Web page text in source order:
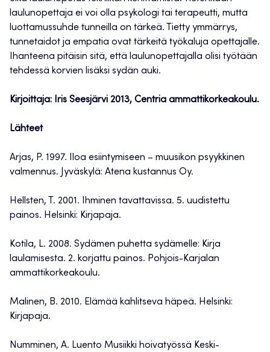
laulunopettaja ei voi olla psykologi tai terapeutti, mutta
luottamussuhde tunneilla on tärkeä. Tietty ymmärrys,
tunnetaidot ja empatia ovat tärkeitä työkaluja opettajalle.
Ihanteena pitäisin sitä, että laulunopettajalla olisi työtään
tehdessä korvien lisäksi sydän auki.
Kirjoittaja: Iris Seesjärvi 2013, Centria ammattikorkeakoulu.
Lähteet
Arjas, P. 1997. Iloa esiintymiseen – muusikon psyykkinen
valmennus. Jyväskylä: Atena kustannus Oy.
Hellsten, T. 2001. Ihminen tavattavissa. 5. uudistettu
painos. Helsinki: Kirjapaja.
Kotila, L. 2008. Sydämen puhetta sydämelle: Kirja
laulamisesta. 2. korjattu painos. Pohjois-Karjalan
ammattikorkeakoulu.
Malinen, B. 2010. Elämää kahlitseva häpeä. Helsinki:
Kirjapaja.
Numminen, A. Luento Musiikki hoivatyössä Keski-